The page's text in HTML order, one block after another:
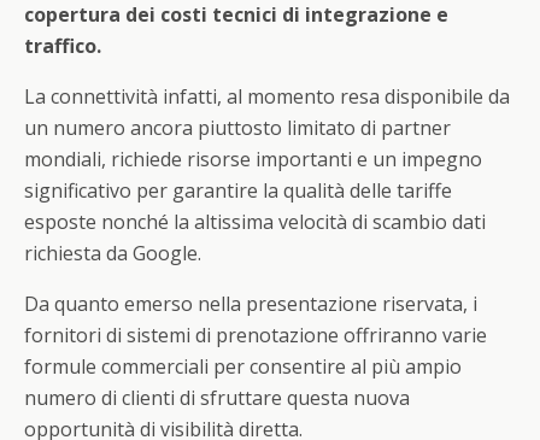
copertura dei costi tecnici di integrazione e
traffico.
La connettività infatti, al momento resa disponibile da
un numero ancora piuttosto limitato di partner
mondiali, richiede risorse importanti e un impegno
significativo per garantire la qualità delle tariffe
esposte nonché la altissima velocità di scambio dati
richiesta da Google.
Da quanto emerso nella presentazione riservata, i
fornitori di sistemi di prenotazione offriranno varie
formule commerciali per consentire al più ampio
numero di clienti di sfruttare questa nuova
opportunità di visibilità diretta.